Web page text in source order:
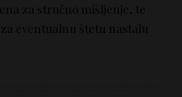
za stručno mišljenje, te
eventualnu štetu nastalu